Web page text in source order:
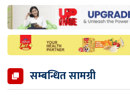
सम्बन्धित सामग्री